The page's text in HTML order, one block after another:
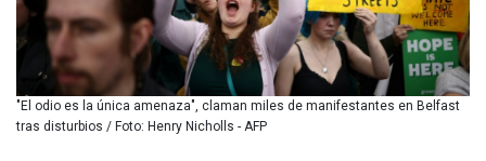
BYN 3.432357
BYR 22660.258427
BZD 2.318271
CAD 1.61333
CDF 2615.761404
CHF 0.934181
"El odio es la única amenaza", claman miles de manifestantes en Belfast
tras disturbios / Foto: Henry Nicholls - AFP